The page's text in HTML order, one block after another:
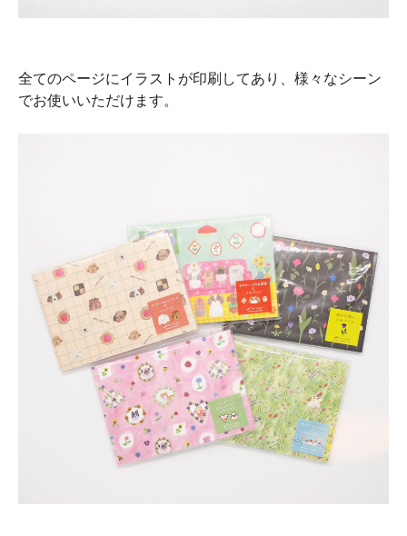
全てのページにイラストが印刷してあり、様々なシーン
でお使いいただけます。